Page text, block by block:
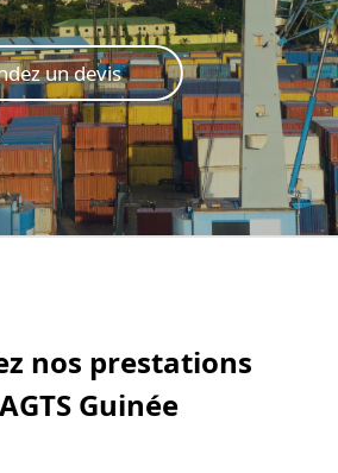
un devis
nos prestations
Guinée